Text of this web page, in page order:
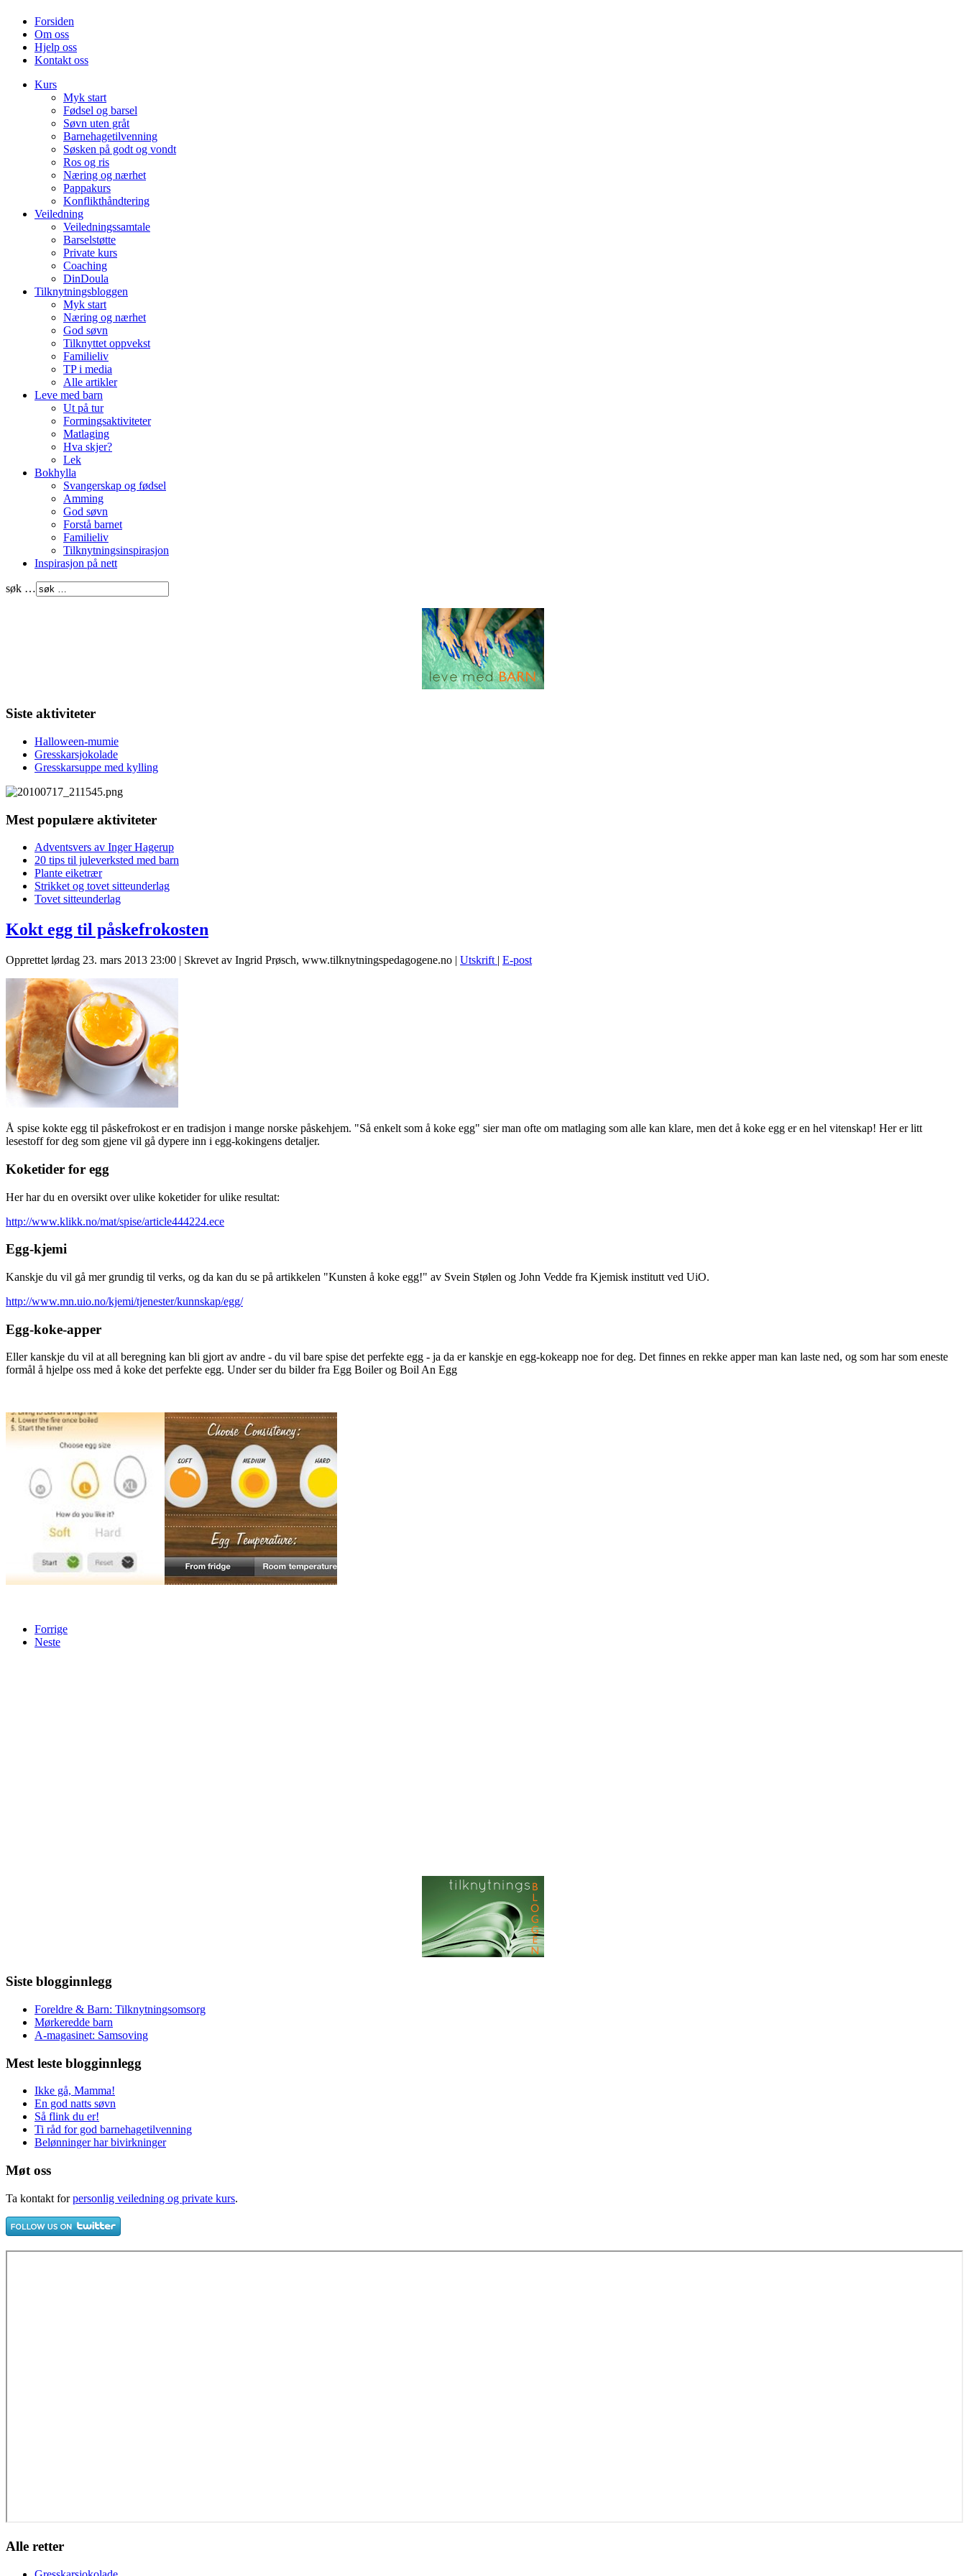
Forsiden
Om oss
Hjelp oss
Kontakt oss
Kurs
Myk start
Fødsel og barsel
Søvn uten gråt
Barnehagetilvenning
Søsken på godt og vondt
Ros og ris
Næring og nærhet
Pappakurs
Konflikthåndtering
Veiledning
Veiledningssamtale
Barselstøtte
Private kurs
Coaching
DinDoula
Tilknytningsbloggen
Myk start
Næring og nærhet
God søvn
Tilknyttet oppvekst
Familieliv
TP i media
Alle artikler
Leve med barn
Ut på tur
Formingsaktiviteter
Matlaging
Hva skjer?
Lek
Bokhylla
Svangerskap og fødsel
Amming
God søvn
Forstå barnet
Familieliv
Tilknytningsinspirasjon
Inspirasjon på nett
søk …
Siste aktiviteter
Halloween-mumie
Gresskarsjokolade
Gresskarsuppe med kylling
Mest populære aktiviteter
Adventsvers av Inger Hagerup
20 tips til juleverksted med barn
Plante eiketrær
Strikket og tovet sitteunderlag
Tovet sitteunderlag
Kokt egg til påskefrokosten
Opprettet lørdag 23. mars 2013 23:00 | Skrevet av Ingrid Prøsch, www.tilknytningspedagogene.no | Utskrift | E-post
Å spise kokte egg til påskefrokost er en tradisjon i mange norske påskehjem. "Så enkelt som å koke egg" sier man ofte om matlaging som alle kan klare, men det å koke egg er en hel vitenskap! Her er litt
lesestoff for deg som gjene vil gå dypere inn i egg-kokingens detaljer.
Koketider for egg
Her har du en oversikt over ulike koketider for ulike resultat:
http://www.klikk.no/mat/spise/article444224.ece
Egg-kjemi
Kanskje du vil gå mer grundig til verks, og da kan du se på artikkelen "Kunsten å koke egg!" av Svein Stølen og John Vedde fra Kjemisk institutt ved UiO.
http://www.mn.uio.no/kjemi/tjenester/kunnskap/egg/
Egg-koke-apper
Eller kanskje du vil at all beregning kan bli gjort av andre - du vil bare spise det perfekte egg - ja da er kanskje en egg-kokeapp noe for deg. Det finnes en rekke apper man kan laste ned, og som har som eneste
formål å hjelpe oss med å koke det perfekte egg. Under ser du bilder fra Egg Boiler og Boil An Egg
Forrige
Neste
Siste blogginnlegg
Foreldre & Barn: Tilknytningsomsorg
Mørkeredde barn
A-magasinet: Samsoving
Mest leste blogginnlegg
Ikke gå, Mamma!
En god natts søvn
Så flink du er!
Ti råd for god barnehagetilvenning
Belønninger har bivirkninger
Møt oss
Ta kontakt forpersonlig veiledning og private kurs.
Alle retter